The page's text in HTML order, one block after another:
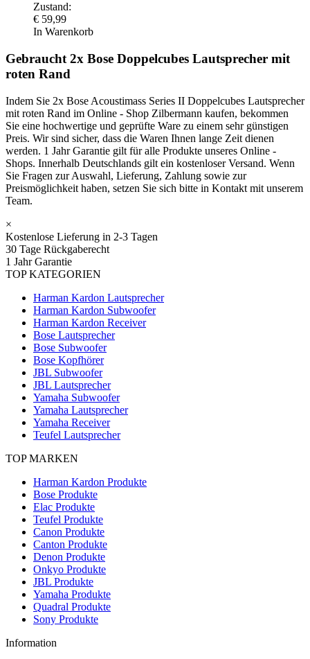
Zustand:
€ 59,99
In Warenkorb
Gebraucht 2x Bose Doppelcubes Lautsprecher mit
roten Rand
Indem Sie 2x Bose Acoustimass Series II Doppelcubes Lautsprecher
mit roten Rand im Online - Shop Zilbermann kaufen, bekommen
Sie eine hochwertige und geprüfte Ware zu einem sehr günstigen
Preis. Wir sind sicher, dass die Waren Ihnen lange Zeit dienen
werden. 1 Jahr Garantie gilt für alle Produkte unseres Online -
Shops. Innerhalb Deutschlands gilt ein kostenloser Versand. Wenn
Sie Fragen zur Auswahl, Lieferung, Zahlung sowie zur
Preismöglichkeit haben, setzen Sie sich bitte in Kontakt mit unserem
Team.
×
Kostenlose Lieferung in 2-3 Tagen
30 Tage Rückgaberecht
1 Jahr Garantie
TOP KATEGORIEN
Harman Kardon Lautsprecher
Harman Kardon Subwoofer
Harman Kardon Receiver
Bose Lautsprecher
Bose Subwoofer
Bose Kopfhörer
JBL Subwoofer
JBL Lautsprecher
Yamaha Subwoofer
Yamaha Lautsprecher
Yamaha Receiver
Teufel Lautsprecher
TOP MARKEN
Harman Kardon Produkte
Bose Produkte
Elac Produkte
Teufel Produkte
Canon Produkte
Canton Produkte
Denon Produkte
Onkyo Produkte
JBL Produkte
Yamaha Produkte
Quadral Produkte
Sony Produkte
Information